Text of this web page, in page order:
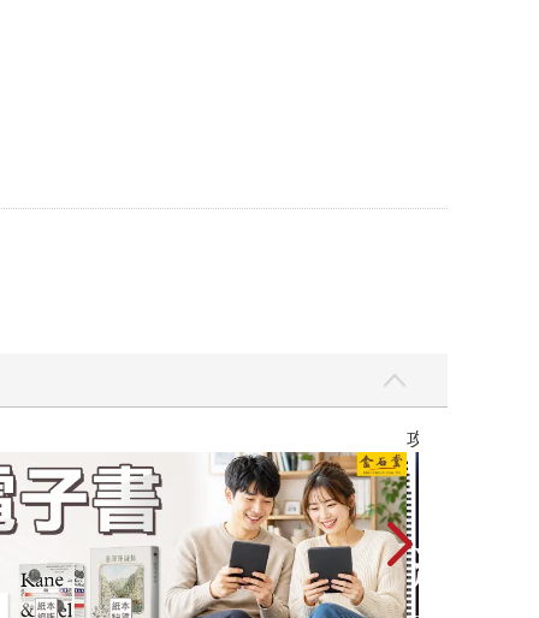
Love Live! 蓮之空女學院學園偶像俱樂部